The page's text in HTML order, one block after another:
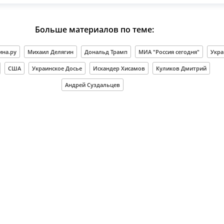
Больше материалов по теме:
Михаил Делягин Дональд Трамп МИА "Россия сегодня"
США Украинское Досье Искандер Хисамов Куликов Дмитрий
Андрей Суздальцев